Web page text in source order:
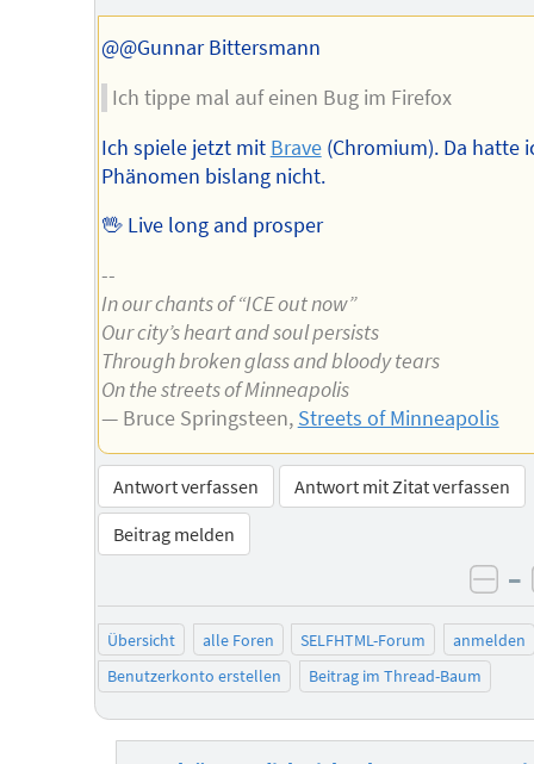
des
Autors
@@Gunnar Bittersmann
Ich tippe mal auf einen Bug im Firefox
Ich spiele jetzt mit Brave(Chromium). Da hatte
Phänomen bislang nicht.
🖖 Live long and prosper
--
In our chants of “ICE out now”
Our city’s heart and soul persists
Through broken glass and bloody tears
On the streets of Minneapolis
— Bruce Springsteen, Streets of Minneapolis
Antwort verfassen
Antwort mit Zitat verfassen
Beitrag melden
–
Übersicht alle Foren SELFHTML-Forum
anmelden
Benutzerkonto erstellen
Beitrag im Thread-Baum